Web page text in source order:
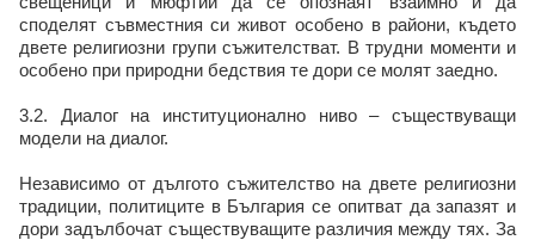
споделят съвместния си живот особено в райони, където
двете религиозни групи съжителстват. В трудни моменти и
особено при природни бедствия те дори се молят заедно.
3.2. Диалог на институционално ниво – съществуващи
модели на диалог.
Независимо от дългото съжителство на двете религиозни
традиции, политиците в България се опитват да запазят и
дори задълбочат съществуващите различия между тях. За